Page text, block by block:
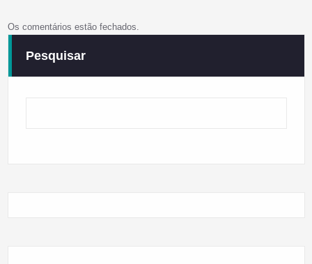
Os comentários estão fechados.
Pesquisar